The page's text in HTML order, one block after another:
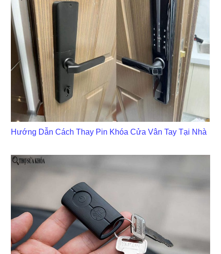
Hướng Dẫn Cách Thay Pin Khóa Cửa Vân Tay Tại Nhà